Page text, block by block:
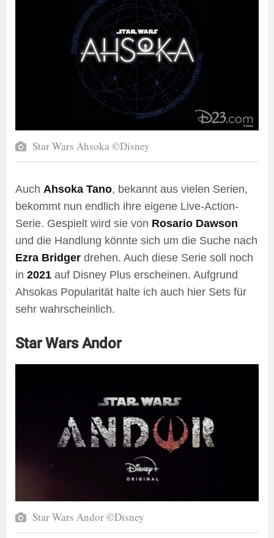
Star Wars Ahsoka ©Disney
Auch Ahsoka Tano, bekannt aus vielen Serien,
bekommt nun endlich ihre eigene Live-Action-
Serie. Gespielt wird sie von Rosario Dawson
und die Handlung könnte sich um die Suche nach
Ezra Bridger drehen. Auch diese Serie soll noch
in 2021 auf Disney Plus erscheinen. Aufgrund
Ahsokas Popularität halte ich auch hier Sets für
sehr wahrscheinlich.
Star Wars Andor
Star Wars Andor ©Disney